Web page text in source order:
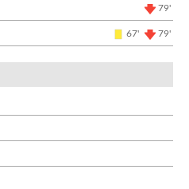
79'
67' 79'